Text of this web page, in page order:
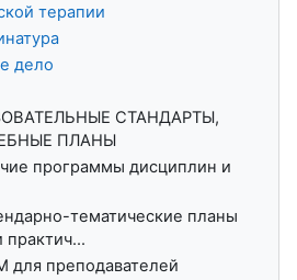
терапии
дело
СТАНДАРТЫ,
ПЛАНЫ
программы дисциплин и
тематические планы
практич...
для преподавателей